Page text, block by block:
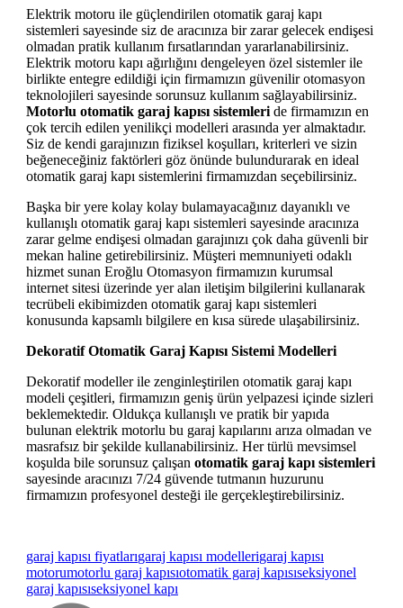
Elektrik motoru ile güçlendirilen otomatik garaj kapı
sistemleri sayesinde siz de aracınıza bir zarar gelecek endişesi
olmadan pratik kullanım fırsatlarından yararlanabilirsiniz.
Elektrik motoru kapı ağırlığını dengeleyen özel sistemler ile
birlikte entegre edildiği için firmamızın güvenilir otomasyon
teknolojileri sayesinde sorunsuz kullanım sağlayabilirsiniz.
Motorlu otomatik garaj kapısı sistemleri de firmamızın en
çok tercih edilen yenilikçi modelleri arasında yer almaktadır.
Siz de kendi garajınızın fiziksel koşulları, kriterleri ve sizin
beğeneceğiniz faktörleri göz önünde bulundurarak en ideal
otomatik garaj kapı sistemlerini firmamızdan seçebilirsiniz.
Başka bir yere kolay kolay bulamayacağınız dayanıklı ve
kullanışlı otomatik garaj kapı sistemleri sayesinde aracınıza
zarar gelme endişesi olmadan garajınızı çok daha güvenli bir
mekan haline getirebilirsiniz. Müşteri memnuniyeti odaklı
hizmet sunan Eroğlu Otomasyon firmamızın kurumsal
internet sitesi üzerinde yer alan iletişim bilgilerini kullanarak
tecrübeli ekibimizden otomatik garaj kapı sistemleri
konusunda kapsamlı bilgilere en kısa sürede ulaşabilirsiniz.
Dekoratif Otomatik Garaj Kapısı Sistemi Modelleri
Dekoratif modeller ile zenginleştirilen otomatik garaj kapı
modeli çeşitleri, firmamızın geniş ürün yelpazesi içinde sizleri
beklemektedir. Oldukça kullanışlı ve pratik bir yapıda
bulunan elektrik motorlu bu garaj kapılarını arıza olmadan ve
masrafsız bir şekilde kullanabilirsiniz. Her türlü mevsimsel
koşulda bile sorunsuz çalışan otomatik garaj kapı sistemleri
sayesinde aracınızı 7/24 güvende tutmanın huzurunu
firmamızın profesyonel desteği ile gerçekleştirebilirsiniz.
garaj kapısı fiyatlarıgaraj kapısı modellerigaraj kapısı
motorumotorlu garaj kapısıotomatik garaj kapısıseksiyonel
garaj kapısıseksiyonel kapı